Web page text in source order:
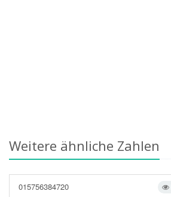
Weitere ähnliche Zahlen
015756384720